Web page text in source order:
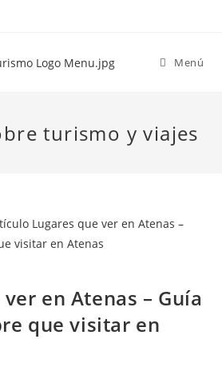
Menú
turismo y viajes
en Atenas – Guía
que visitar en